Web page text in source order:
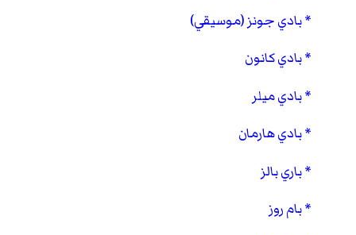
بادي جونز (موسيقي)
بادي كانون
بادي ميلر
بادي هارمان
باري بالز
بام روز